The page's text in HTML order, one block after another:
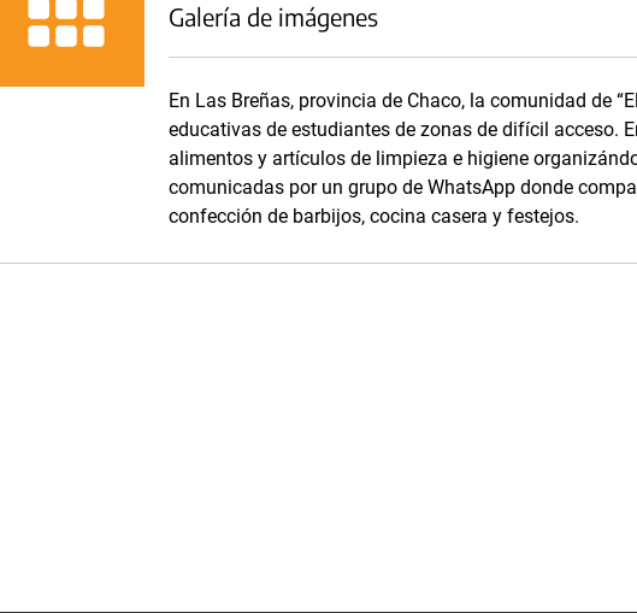
Galería de imágenes
En Las Breñas, provincia de Chaco, la comunidad de
educativas de estudiantes de zonas de difícil acceso.
alimentos y artículos de limpieza e higiene
comunicadas por un grupo de WhatsApp donde
confección de barbijos, cocina casera y festejos.